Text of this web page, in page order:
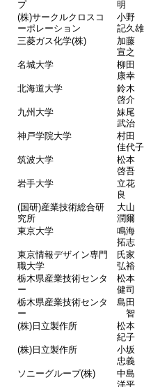
プ 明
(株)サークルクロスコ
ーポレーション
小野
記久雄
三菱ガス化学(株)
加藤
宣之
名城大学
柳田
康幸
北海道大学
鈴木
啓介
九州大学
妹尾
武治
神戸学院大学
村田
佳代子
筑波大学
松本
啓吾
岩手大学
立花
良
(国研)産業技術総合研
究所
大山
潤爾
東京大学
鳴海
拓志
東京情報デザイン専門
職大学
氏家
弘裕
栃木県産業技術センタ
ー
松本
健司
栃木県産業技術センタ
ー
島田
智
(株)日立製作所
松本
紀子
(株)日立製作所
小坂
忠義
ソニーグループ(株)
中島